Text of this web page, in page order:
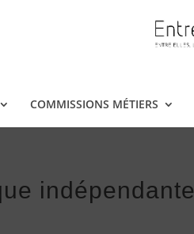
COMMISSIONS MÉTIERS
indépendante